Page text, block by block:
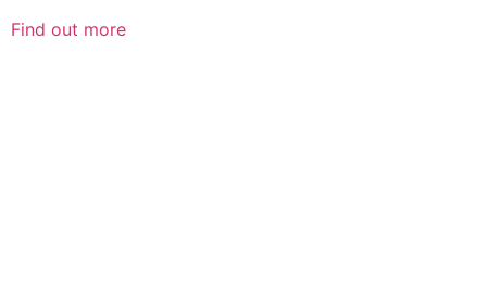
Find out more